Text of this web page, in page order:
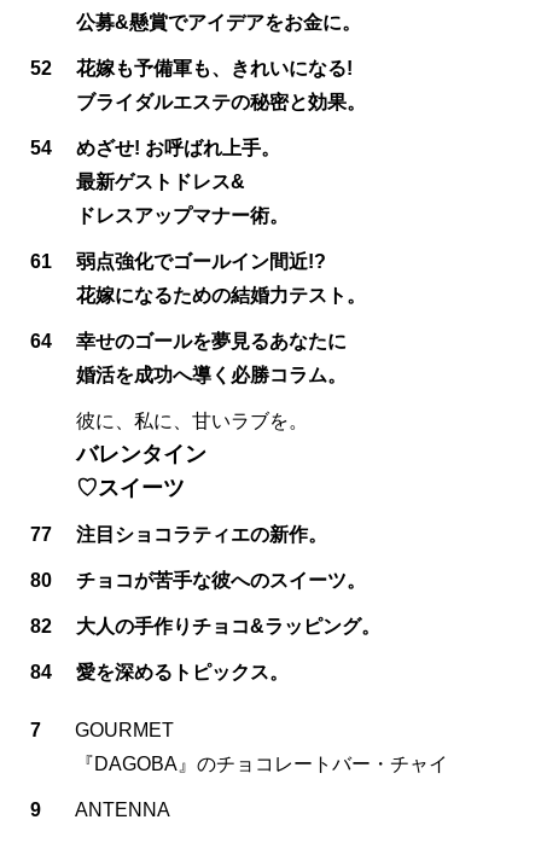
公募&懸賞でアイデアをお金に。
52
花嫁も予備軍も、きれいになる!
ブライダルエステの秘密と効果。
54
めざせ! お呼ばれ上手。
最新ゲストドレス&
ドレスアップマナー術。
61
弱点強化でゴールイン間近!?
花嫁になるための結婚力テスト。
64
幸せのゴールを夢見るあなたに
婚活を成功へ導く必勝コラム。
彼に、私に、甘いラブを。
バレンタイン
♡スイーツ
77 注目ショコラティエの新作。
80 チョコが苦手な彼へのスイーツ。
82 大人の手作りチョコ&ラッピング。
84 愛を深めるトピックス。
7
GOURMET
『DAGOBA』のチョコレートバー・チャイ
9 ANTENNA